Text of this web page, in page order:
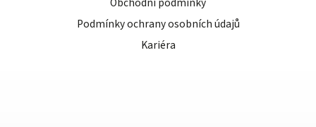
Podmínky ochrany osobních údajů
Kariéra